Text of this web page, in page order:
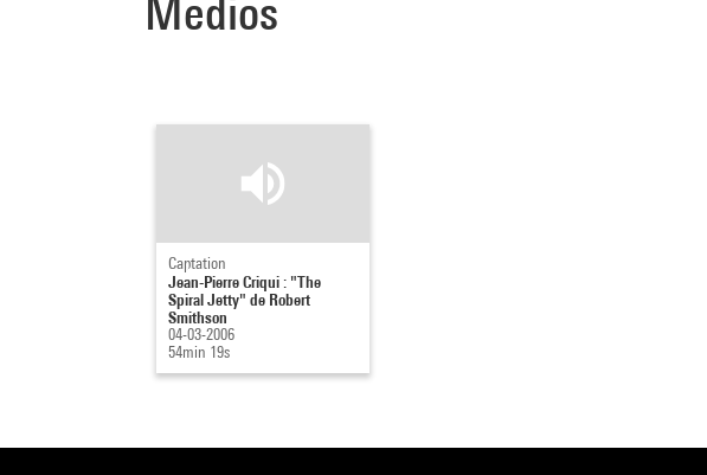
Medios
Captation
Jean-Pierre Criqui : "The
Spiral Jetty" de Robert
Smithson
04-03-2006
54min 19s